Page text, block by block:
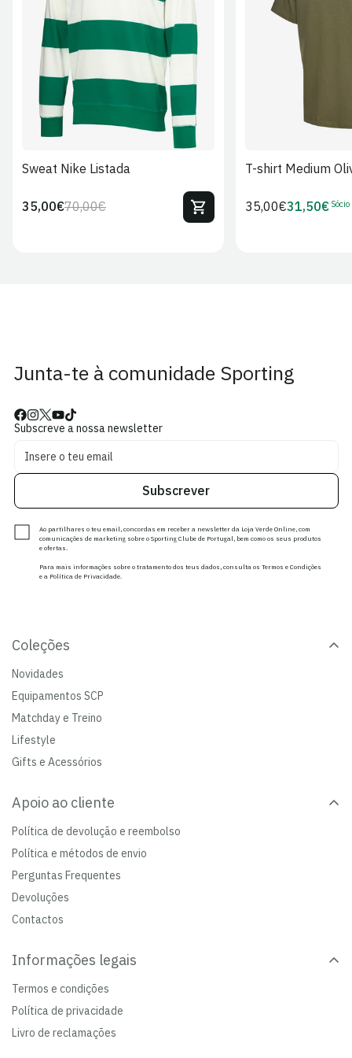
S XL 2XL
Sweat Nike Listada
Preço
70,00€Preço
35,00€
T-shirt Medium
Preço
35,00€Preço
31,50€ Sócio
Junta-te à comunidade Sporting
Subscreve a nossa newsletter
Subscrever
Ao partilhares o teu email, concordas em receber a newsletter da Loja Verde Online, com
comunicações de marketing sobre o Sporting Clube de Portugal, bem como os seus produtos
e ofertas.
Para mais informações sobre o tratamento dos teus dados, consulta os Termos e Condições
e a Política de Privacidade.
Coleções
Novidades
Equipamentos SCP
Matchday e Treino
Lifestyle
Gifts e Acessórios
Apoio ao cliente
Política de devolução e reembolso
Política e métodos de envio
Perguntas Frequentes
Devoluções
Contactos
Informações legais
Termos e condições
Política de privacidade
Livro de reclamações